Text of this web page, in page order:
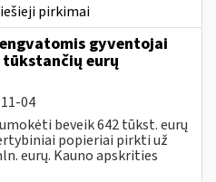
pirkimai
gyventojai
eurų
04
beveik 642 tūkst. eurų
popieriai pirkti už
eurų. Kauno apskrities